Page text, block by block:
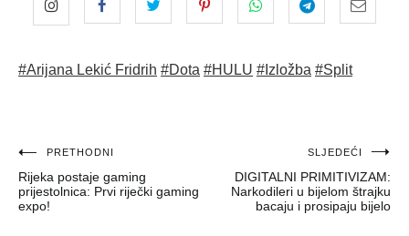
#Arijana Lekić Fridrih #Dota #HULU #Izložba #Split
Navigacija
objava
PRETHODNI
Rijeka postaje gaming
prijestolnica: Prvi riječki gaming
expo!
SLJEDEĆI
DIGITALNI PRIMITIVIZAM:
Narkodileri u bijelom štrajku
bacaju i prosipaju bijelo